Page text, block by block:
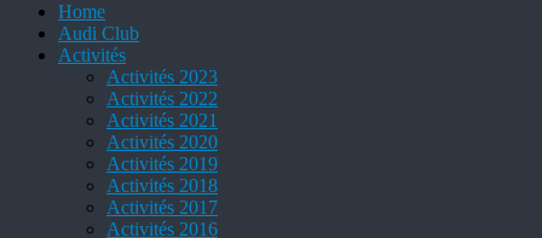
Home
Audi Club
Activités
Activités 2023
Activités 2022
Activités 2021
Activités 2020
Activités 2019
Activités 2018
Activités 2017
Activités 2016